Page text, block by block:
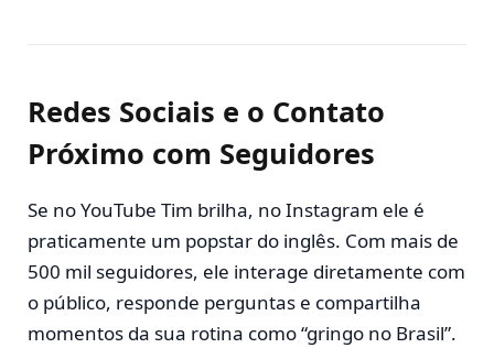
Redes Sociais e o Contato
Próximo com Seguidores
Se no YouTube Tim brilha, no Instagram ele é
praticamente um popstar do inglês. Com mais de
500 mil seguidores, ele interage diretamente com
o público, responde perguntas e compartilha
momentos da sua rotina como “gringo no Brasil”.